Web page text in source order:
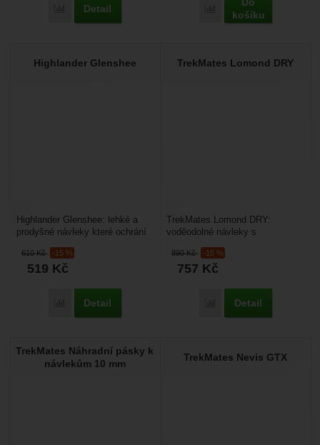
Přidat 'Trekmates Torridon Dry' k porovnání
Detail Přidat 'TrekMates
košíku
Highlander Glenshee
610Kč -15 %
519 Kč
Přidat 'Highlander Glenshee' k porovnání
Detail
Highlander Glenshee: lehké a
prodyšné návleky které ochrání
sněhem i...
TrekMates Lomond DRY
890Kč -15 %
757 Kč
Přidat 'TrekMates
Detail
TrekMates Lomond DRY:
voděodolné návleky s
membrána od firmy Hipora, která
vyniká...
TrekMates Náhradní pásky k
návlekům 10 mm
TrekMates Nevis GTX